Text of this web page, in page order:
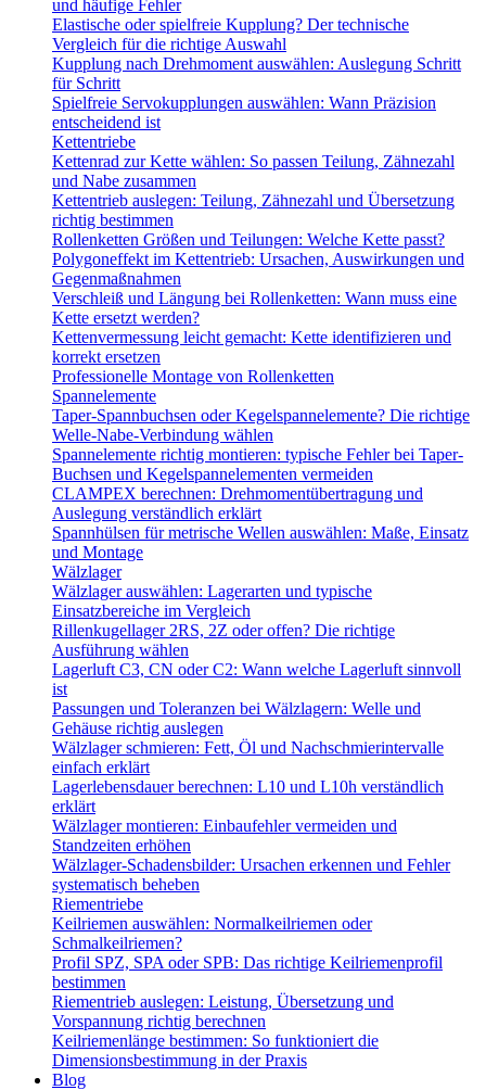
und häufige Fehler
Elastische oder spielfreie Kupplung? Der technische
Vergleich für die richtige Auswahl
Kupplung nach Drehmoment auswählen: Auslegung Schritt
für Schritt
Spielfreie Servokupplungen auswählen: Wann Präzision
entscheidend ist
Kettentriebe
Kettenrad zur Kette wählen: So passen Teilung, Zähnezahl
und Nabe zusammen
Kettentrieb auslegen: Teilung, Zähnezahl und Übersetzung
richtig bestimmen
Rollenketten Größen und Teilungen: Welche Kette passt?
Polygoneffekt im Kettentrieb: Ursachen, Auswirkungen und
Gegenmaßnahmen
Verschleiß und Längung bei Rollenketten: Wann muss eine
Kette ersetzt werden?
Kettenvermessung leicht gemacht: Kette identifizieren und
korrekt ersetzen
Professionelle Montage von Rollenketten
Spannelemente
Taper-Spannbuchsen oder Kegelspannelemente? Die richtige
Welle-Nabe-Verbindung wählen
Spannelemente richtig montieren: typische Fehler bei Taper-
Buchsen und Kegelspannelementen vermeiden
CLAMPEX berechnen: Drehmomentübertragung und
Auslegung verständlich erklärt
Spannhülsen für metrische Wellen auswählen: Maße, Einsatz
und Montage
Wälzlager
Wälzlager auswählen: Lagerarten und typische
Einsatzbereiche im Vergleich
Rillenkugellager 2RS, 2Z oder offen? Die richtige
Ausführung wählen
Lagerluft C3, CN oder C2: Wann welche Lagerluft sinnvoll
ist
Passungen und Toleranzen bei Wälzlagern: Welle und
Gehäuse richtig auslegen
Wälzlager schmieren: Fett, Öl und Nachschmierintervalle
einfach erklärt
Lagerlebensdauer berechnen: L10 und L10h verständlich
erklärt
Wälzlager montieren: Einbaufehler vermeiden und
Standzeiten erhöhen
Wälzlager-Schadensbilder: Ursachen erkennen und Fehler
systematisch beheben
Riementriebe
Keilriemen auswählen: Normalkeilriemen oder
Schmalkeilriemen?
Profil SPZ, SPA oder SPB: Das richtige Keilriemenprofil
bestimmen
Riementrieb auslegen: Leistung, Übersetzung und
Vorspannung richtig berechnen
Keilriemenlänge bestimmen: So funktioniert die
Dimensionsbestimmung in der Praxis
Blog